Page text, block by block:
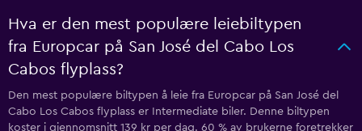
Hva er den mest populære leiebiltypen
fra Europcar på San José del Cabo Los
Cabos flyplass?
Den mest populære biltypen å leie fra Europcar på San José del
Cabo Los Cabos flyplass er Intermediate biler. Denne biltypen
koster i gjennomsnitt 139 kr per dag. 60 % av brukerne foretrekker